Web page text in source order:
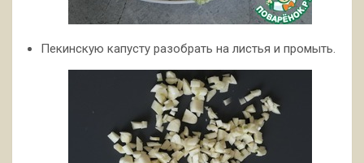
Пекинскую капусту разобрать на листья и промыть.